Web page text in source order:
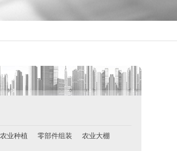
农业种植 零部件组装 农业大棚
俄罗斯-混凝土工
俄罗斯-瓷砖工
￥500元/天
俄罗斯-钢筋工
￥8000-9000